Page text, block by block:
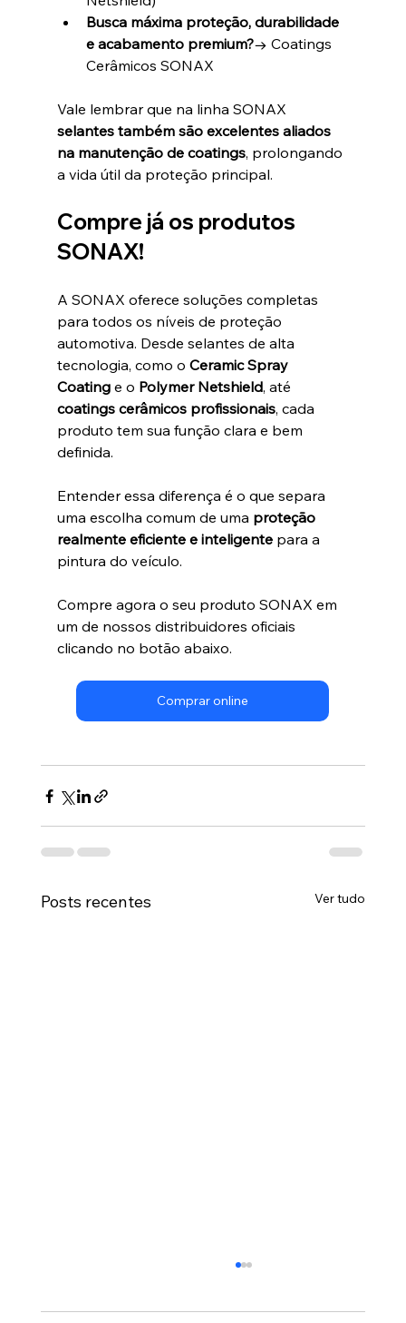
Busca máxima proteção, durabilidade
e acabamento premium?→ Coatings
Cerâmicos SONAX
Vale lembrar que na linha SONAX
selantes também são excelentes aliados
na manutenção de coatings, prolongando
a vida útil da proteção principal.
Compre já os produtos
SONAX!
A SONAX oferece soluções completas
para todos os níveis de proteção
automotiva. Desde selantes de alta
tecnologia, como o Ceramic Spray
Coating e o Polymer Netshield, até
coatings cerâmicos profissionais, cada
produto tem sua função clara e bem
definida.
Entender essa diferença é o que separa
uma escolha comum de uma proteção
realmente eficiente e inteligente para a
pintura do veículo.
Compre agora o seu produto SONAX em
um de nossos distribuidores oficiais
clicando no botão abaixo.
Comprar online
Posts recentes Ver tudo